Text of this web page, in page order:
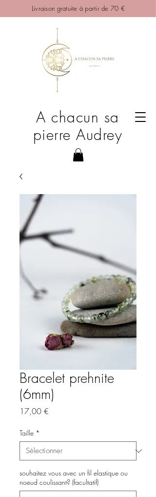
Livraison gratuite à partir de 70 €
A chacun sa
pierre Audrey
Bracelet prehnite
(6mm)
17,00 €
Taille *
souhaitez vous avec un fil elastique ou
noeud coulissant? (facultatif)